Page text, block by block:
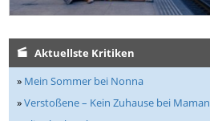
Aktuellste Kritiken
» Mein Sommer bei Nonna
»Verstoßene – Kein Zuhause bei Maman